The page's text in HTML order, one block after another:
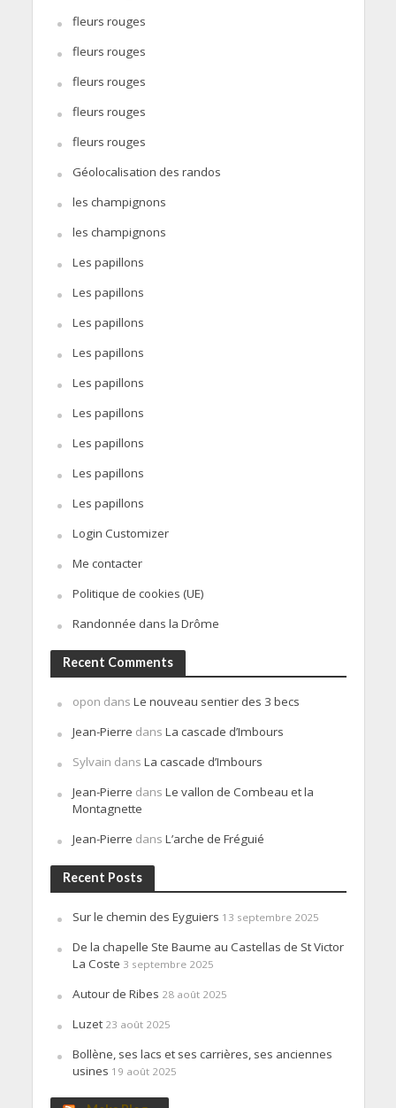
fleurs rouges
fleurs rouges
fleurs rouges
fleurs rouges
fleurs rouges
Géolocalisation des randos
les champignons
les champignons
Les papillons
Les papillons
Les papillons
Les papillons
Les papillons
Les papillons
Les papillons
Les papillons
Les papillons
Login Customizer
Me contacter
Politique de cookies (UE)
Randonnée dans la Drôme
Recent Comments
opon dans Le nouveau sentier des 3 becs
Jean-Pierre dans La cascade d’Imbours
Sylvain dans La cascade d’Imbours
Jean-Pierre dans Le vallon de Combeau et la
Montagnette
Jean-Pierre dans L’arche de Fréguié
Recent Posts
Sur le chemin des Eyguiers 13 septembre 2025
De la chapelle Ste Baume au Castellas de St Victor
La Coste 3 septembre 2025
Autour de Ribes 28 août 2025
Luzet 23 août 2025
Bollène, ses lacs et ses carrières, ses anciennes
usines 19 août 2025